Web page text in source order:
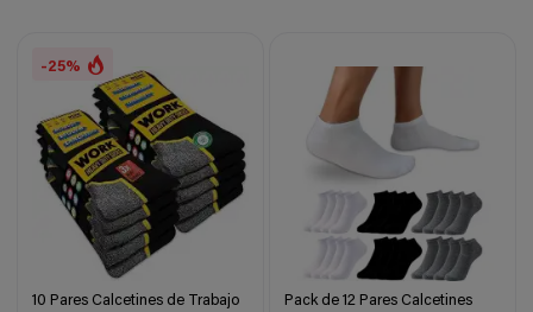
-25%
10 Pares Calcetines de Trabajo
Pack de 12 Pares Calcetines